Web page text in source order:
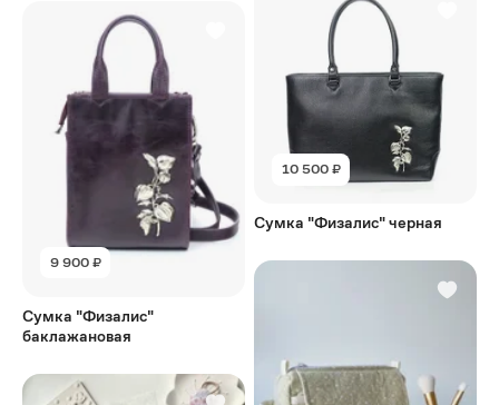
9 900 ₽
Сумка "Физалис"
баклажановая
10 500 ₽
Сумка "Физалис" черная